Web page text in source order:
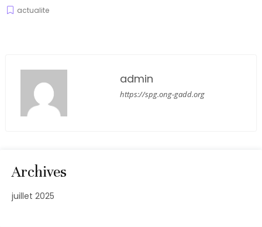
actualite
admin
https://spg.ong-gadd.org
Archives
juillet 2025